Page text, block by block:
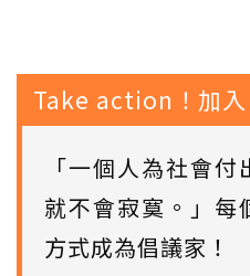
Take action！加入
「一個人為社會
就不會寂寞。」每
方式成為倡議家！